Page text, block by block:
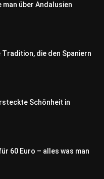
man über Andalusien
Tradition, die den Spaniern
Schönheit in
60 Euro – alles was man